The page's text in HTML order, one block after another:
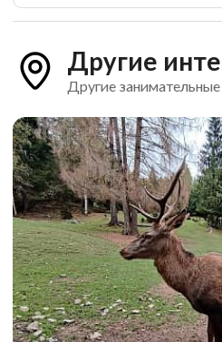
Другие
Другие